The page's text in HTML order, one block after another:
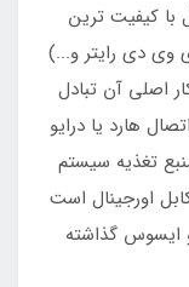
با کیفیت ترین
وی دی رایتر و...)
اصلی آن تبادل
هارد یا درایو
تغذیه سیستم
اورجینال است
ایسوس گذاشته